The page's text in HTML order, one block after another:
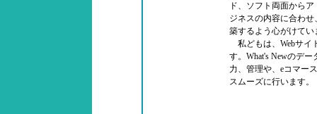
ド、ソフト両面から
ジネスの内容に合わ
築するよう心がけてい
私どもは、Webサイ
す。What's Newのデ
力、管理や、eコマー
スムーズに行います。